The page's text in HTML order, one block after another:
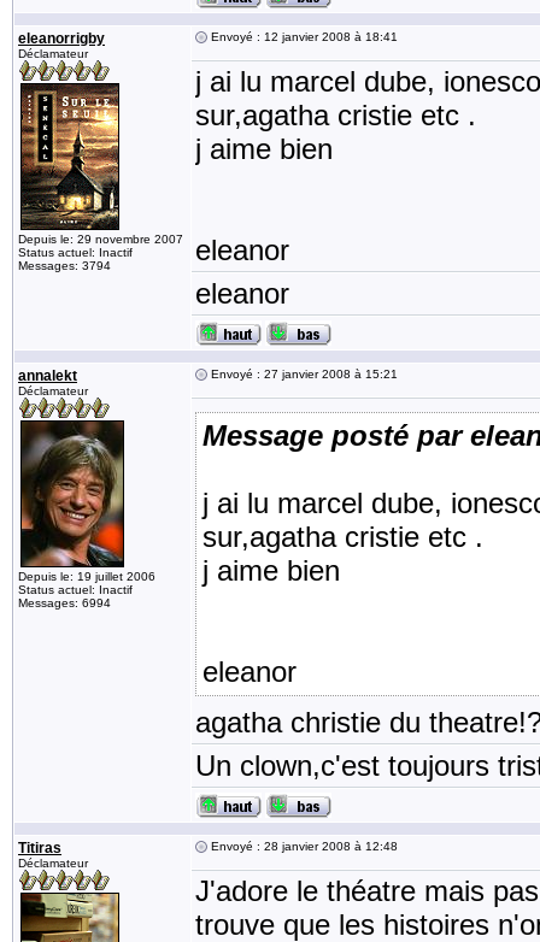
eleanorrigby
Déclamateur
Depuis le: 29 novembre 2007
Status actuel: Inactif
Messages: 3794
Envoyé : 12 janvier 2008 à 18:41
j ai lu marcel dube,
sur,agatha cristie etc .
j aime bien
eleanor
eleanor
annalekt
Déclamateur
Depuis le: 19 juillet 2006
Status actuel: Inactif
Messages: 6994
Envoyé : 27 janvier 2008 à 15:21
Message posté par
j ai lu marcel dube,
sur,agatha cristie etc .
j aime bien
eleanor
agatha christie du
Un clown,c'est toujours
Titiras
Déclamateur
Envoyé : 28 janvier 2008 à 12:48
J'adore le théatre mais
trouve que les histoires